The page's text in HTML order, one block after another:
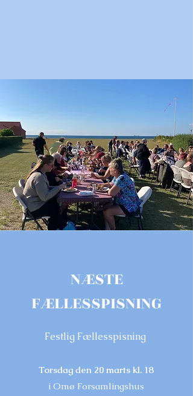
NÆSTE
FÆLLESSPISNING
Festlig Fællesspisning
Torsdag den 20 marts kl. 18
i Omø Forsamlingshus